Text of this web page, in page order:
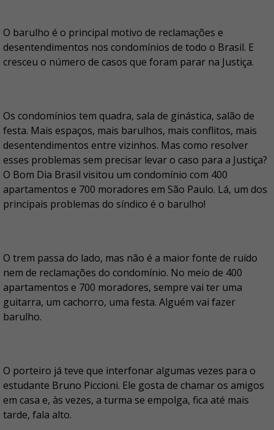
O barulho é o principal motivo de reclamações e
desentendimentos nos condomínios de todo o Brasil. E
cresceu o número de casos que foram parar na Justiça.
Os condomínios tem quadra, sala de ginástica, salão de
festa. Mais espaços, mais barulhos, mais conflitos, mais
desentendimentos entre vizinhos. Mas como resolver
esses problemas sem precisar levar o caso para a Justiça?
O Bom Dia Brasil visitou um condomínio com 400
apartamentos e 700 moradores em São Paulo. Lá, um dos
principais problemas do síndico é o barulho!
O trem passa do lado, mas não é a maior fonte de ruído
nem de reclamações do condomínio. No meio de 400
apartamentos e 700 moradores, sempre vai ter uma
guitarra, um cachorro, uma festa. Alguém vai fazer
barulho.
O porteiro já teve que interfonar algumas vezes para o
estudante Bruno Piccioni. Ele gosta de chamar os amigos
em casa e, às vezes, a turma se empolga, fica até mais
tarde, fala alto.